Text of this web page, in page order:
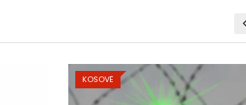
KOSOVË